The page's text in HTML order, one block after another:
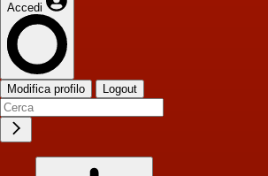
Accedi
Modifica profilo Logout